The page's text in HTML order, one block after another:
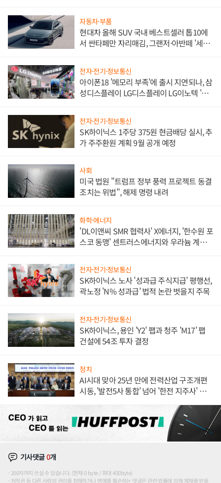
자동차·부품
현대차 올해 SUV 국내 베스트셀러 톱10에
서 싼타페만 자리매김, 그랜저·아반떼 '세단
전자·전기·정보통신
아이폰18 '메모리 부족'에 출시 지연되나, 삼
성디스플레이 LG디스플레이 LG이노텍 '탈
전자·전기·정보통신
SK하이닉스 1주당 375원 현금배당 실시, 추
가 주주환원 계획 9월 공개 예정
사회
미국 법원 "트럼프 정부 풍력 프로젝트 동결
조치는 위법", 해제 명령 내려
화학·에너지
'DL이앤씨 SMR 협력사' X에너지, '한수원 포
스코 동맹' 센트러스에너지와 우라늄 계약
전자·전기·정보통신
SK하이닉스 노사 '성과급 주식지급' 평행선,
곽노정 'N% 성과급' 법적 논란 벗을지 주목
전자·전기·정보통신
SK하이닉스, 용인 'Y2' 팹과 청주 'M17' 팹
건설에 54조 투자 결정
정치
AI시대 맞아 25년 만에 전력산업 구조개편
시동, '발전5사 통합' 넘어 '한전 지주사' 재편
기사댓글0개
200자까지 쓰실 수 있습니다. (현재 0 byte / 최대 400byte)
저작권 등 다른 사람의 권리를 침해하거나 명예를 훼손하는 댓글은 관련 법률에 의해 제재를 받을